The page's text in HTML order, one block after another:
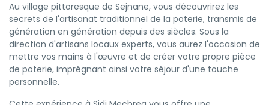
Au village pittoresque de Sejnane, vous découvrirez les
secrets de l'artisanat traditionnel de la poterie, transmis de
génération en génération depuis des siècles. Sous la
direction d'artisans locaux experts, vous aurez l'occasion de
mettre vos mains à l'œuvre et de créer votre propre pièce
de poterie, imprégnant ainsi votre séjour d'une touche
personnelle.